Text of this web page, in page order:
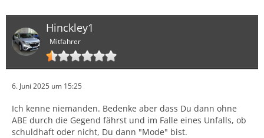
Hinckley1
Mitfahrer
6. Juni 2025 um 15:25
Ich kenne niemanden. Bedenke aber dass Du dann ohne
ABE durch die Gegend fährst und im Falle eines Unfalls, ob
schuldhaft oder nicht, Du dann "Mode" bist.